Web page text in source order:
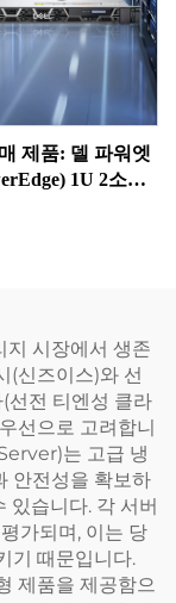
제품: 델 파워엣
1U 2소켓
지 시장에서 생존
(신즈이스)와 선
선전 티엔성 클라
선으로 고려합니
는 고급 냉
안전성을 확보하
있습니다. 각 서버
가되며, 이는 당
기 때문입니다.
제품을 제공함으